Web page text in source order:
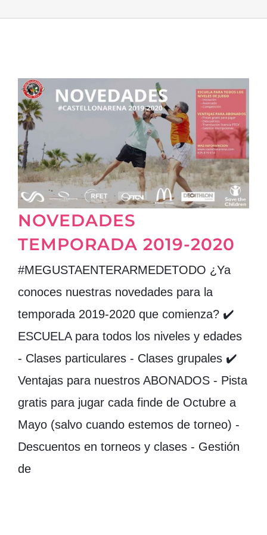
NOVEDADES
TEMPORADA 2019-2020
#MEGUSTAENTERARMEDETODO ¿Ya
conoces nuestras novedades para la
temporada 2019-2020 que comienza? ✔️
ESCUELA para todos los niveles y edades
- Clases particulares - Clases grupales ✔️
Ventajas para nuestros ABONADOS - Pista
gratis para jugar cada finde de Octubre a
Mayo (salvo cuando estemos de torneo) -
Descuentos en torneos y clases - Gestión
de